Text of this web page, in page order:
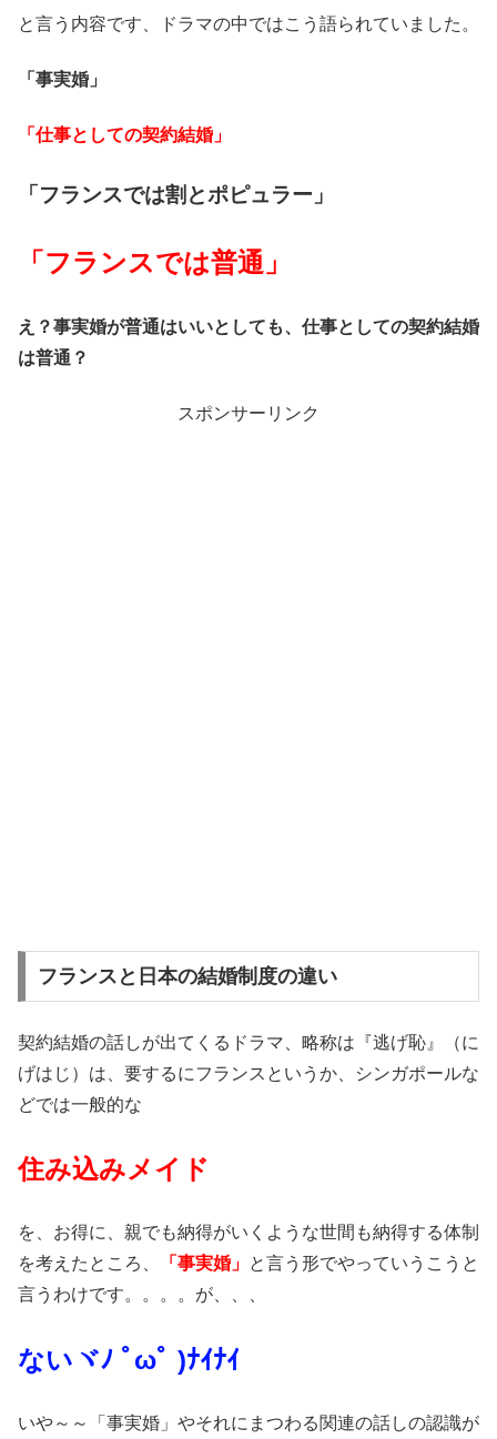
と言う内容です、ドラマの中ではこう語られていました。
「事実婚」
「仕事としての契約結婚」
「フランスでは割とポピュラー」
「フランスでは普通」
え？事実婚が普通はいいとしても、仕事としての契約結婚
は普通？
スポンサーリンク
フランスと日本の結婚制度の違い
契約結婚の話しが出てくるドラマ、略称は『逃げ恥』（に
げはじ）は、要するにフランスというか、シンガポールな
どでは一般的な
住み込みメイド
を、お得に、親でも納得がいくような世間も納得する体制
を考えたところ、
「事実婚」 と言う形でやっていうこうと
言うわけです。。。。が、、、
ないヾﾉ ﾟωﾟ )ﾅｲﾅｲ
いや～～「事実婚」やそれにまつわる関連の話しの認識が